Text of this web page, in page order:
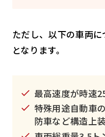
ただし、以下の車両
となります。
最高速度が時速
特殊用途自動車
防車など構造上